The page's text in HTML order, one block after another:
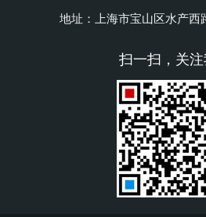
地址：上海市宝山区水产西
扫一扫，关注